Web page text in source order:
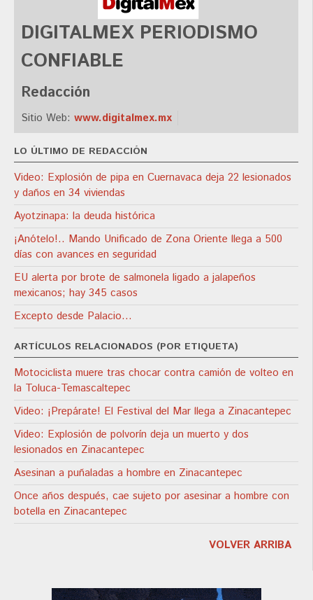
DIGITALMEX PERIODISMO
CONFIABLE
Redacción
Sitio Web: www.digitalmex.mx
LO ÚLTIMO DE REDACCIÓN
Video: Explosión de pipa en Cuernavaca deja 22 lesionados
y daños en 34 viviendas
Ayotzinapa: la deuda histórica
¡Anótelo!.. Mando Unificado de Zona Oriente llega a 500
días con avances en seguridad
EU alerta por brote de salmonela ligado a jalapeños
mexicanos; hay 345 casos
Excepto desde Palacio…
ARTÍCULOS RELACIONADOS (POR ETIQUETA)
Motociclista muere tras chocar contra camión de volteo en
la Toluca-Temascaltepec
Video: ¡Prepárate! El Festival del Mar llega a Zinacantepec
Video: Explosión de polvorín deja un muerto y dos
lesionados en Zinacantepec
Asesinan a puñaladas a hombre en Zinacantepec
Once años después, cae sujeto por asesinar a hombre con
botella en Zinacantepec
VOLVER ARRIBA